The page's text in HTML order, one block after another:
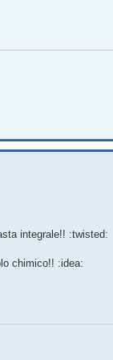
integrale!! :twisted:
chimico!! :idea: